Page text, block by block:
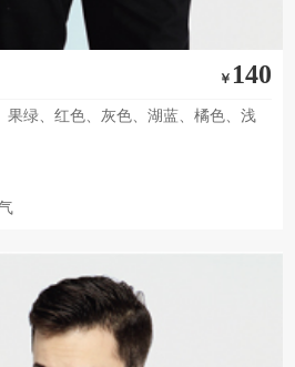
￥ 140
果绿、红色、灰色、湖蓝、橘色、浅